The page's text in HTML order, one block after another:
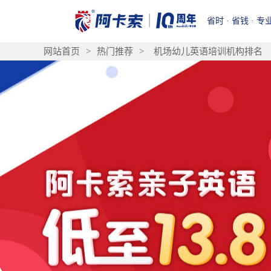
省时 · 省钱 · 专
网站首页 > 热门推荐 > 机场幼儿英语培训机构排名